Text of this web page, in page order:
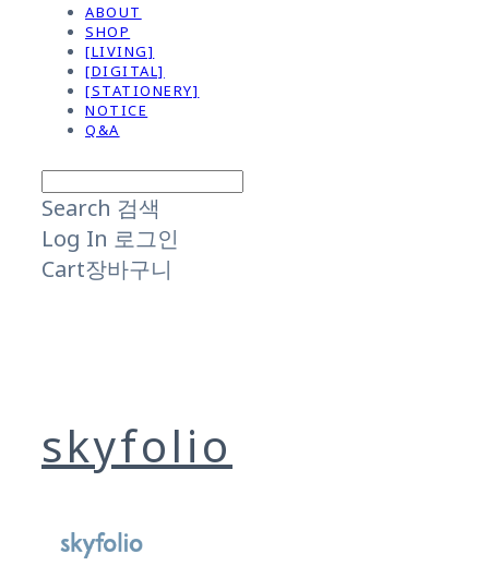
ABOUT
SHOP
[LIVING]
[DIGITAL]
[STATIONERY]
NOTICE
Q&A
Search 검색
Log In 로그인
Cart장바구니
skyfolio